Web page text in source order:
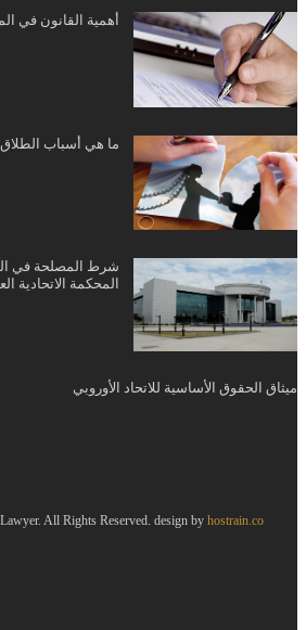
أهمية القانون في
ما هي أسباب الطلاق
شرط المصلحة في
المحكمة الاتحادية
ميثاق الحقوق الأساسية للاتحاد الأوروبي
All Rights Reserved. design by hostrain.co